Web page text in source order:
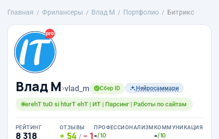
Главная Фрилансеры Влад М Портфолио Битрикс
Влад М›vlad_m Сбер ID Нейросаммари
erehT tuO si hturT ehT | ИТ | Парсинг | Работы по сайтам
РЕЙТИНГ
8 318
ОТЗЫВЫ
54 / 1
ПРОФЕССИОНАЛИЗМ
-/10
КОММУНИКАЦИЯ
-/10